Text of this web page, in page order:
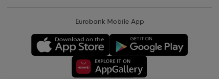
Eurobank Mobile App